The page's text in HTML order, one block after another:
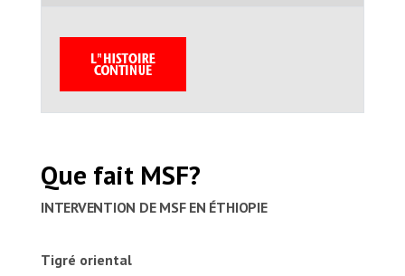
Que fait MSF?
INTERVENTION DE MSF EN ÉTHIOPIE
Tigré oriental